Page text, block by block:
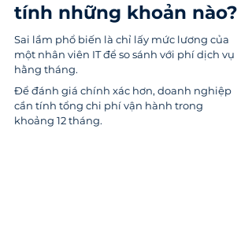
tính những khoản nào?
Sai lầm phổ biến là chỉ lấy mức lương của
một nhân viên IT để so sánh với phí dịch vụ
hằng tháng.
Để đánh giá chính xác hơn, doanh nghiệp
cần tính tổng chi phí vận hành trong
khoảng 12 tháng.